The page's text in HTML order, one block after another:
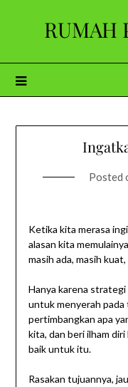
RUMAH
Posted
Ketika kita merasa
alasan kita
masih ada, masih
Hanya karena strategi
untuk menyerah pada
pertimbangkan apa
kita, dan beri ilham
baik untuk itu.
Rasakan tujuannya,